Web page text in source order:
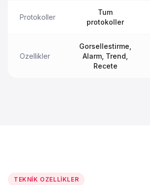
Protokoller
Tum
protokoller
Ozellikler
Gorsellestirme,
Alarm, Trend,
Recete
TEKNIK OZELLIKLER